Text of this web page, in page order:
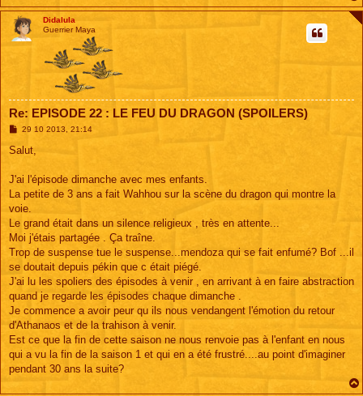
Didalula
Guerrier Maya
Re: EPISODE 22 : LE FEU DU DRAGON (SPOILERS)
M
s
g
29 10 2013, 21:14
Salut,
J'ai l'épisode dimanche avec mes enfants.
La petite de 3 ans a fait Wahhou sur la scène du dragon qui montre la
voie.
Le grand était dans un silence religieux , très en attente...
Moi j'étais partagée . Ça traîne.
Trop de suspense tue le suspense...mendoza qui se fait enfumé? Bof ...il
se doutait depuis pékin que c était piégé.
J'ai lu les spoliers des épisodes à venir , en arrivant à en faire abstraction
quand je regarde les épisodes chaque dimanche .
Je commence a avoir peur qu ils nous vendangent l'émotion du retour
d'Athanaos et de la trahison à venir.
Est ce que la fin de cette saison ne nous renvoie pas à l'enfant en nous
qui a vu la fin de la saison 1 et qui en a été frustré....au point d'imaginer
pendant 30 ans la suite?